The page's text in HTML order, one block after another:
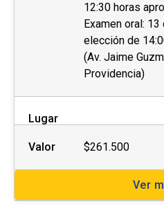
12:30 horas
Examen oral:
elección de
(Av. Jaime
Providencia)
Lugar
Valor $261.500
Ver